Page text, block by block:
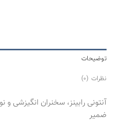
توضیحات
نظرات (0)
آنتونی رابینز، سخنران انگیزشی
ضمیر